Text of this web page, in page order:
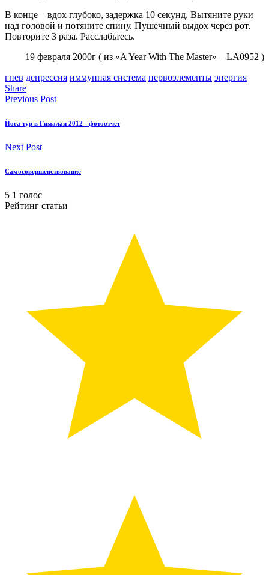
В конце – вдох глубоко, задержка 10 секунд, Вытяните руки
над головой и потяните спину. Пушечный выдох через рот.
Повторите 3 раза. Расслабьтесь.
19 февраля 2000г ( из «A Year With The Master» – LA0952 )
гнев депрессия иммунная система первоэлементы энергия
Share
Previous Post
Йога тур в Гималаи 2012 - фотоотчет
Next Post
Самосовершенствование
5 1 голос
Рейтинг статьи